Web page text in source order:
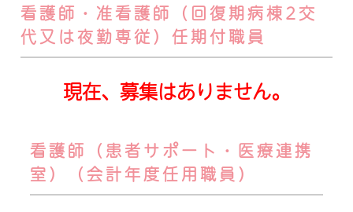
看護師・准看護師（回復期病棟2交
代又は夜勤専従）任期付職員
現在、募集はありません。
看護師（患者サポート・医療連携
室）（会計年度任用職員）